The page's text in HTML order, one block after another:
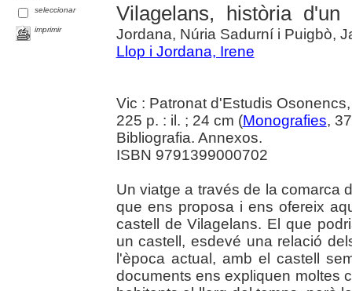
seleccionar
imprimir
Vilagelans, història d'un
Jordana, Núria Sadurní i Puigbò,
Llop i Jordana, Irene
Vic : Patronat d'Estudis
225 p. : il. ; 24 cm (Monografies,
Bibliografia. Annexos.
ISBN 9791399000702
Un viatge a través de la comarca
que ens proposa i ens ofereix
castell de Vilagelans. El que
un castell, esdevé una relació
l'època actual, amb el castell
documents ens expliquen moltes